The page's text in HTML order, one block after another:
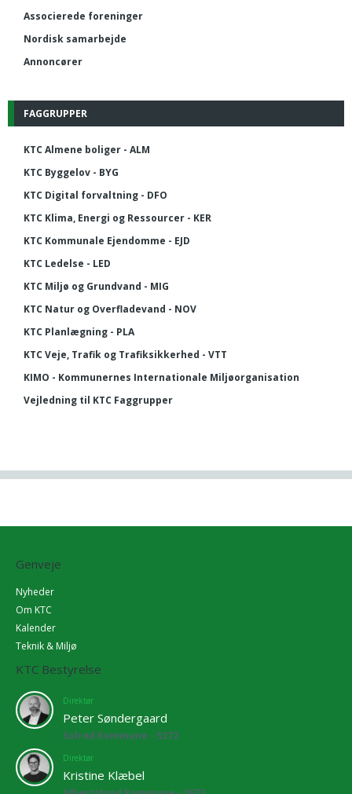
Associerede foreninger
Nordisk samarbejde
Annoncører
FAGGRUPPER
KTC Almene boliger - ALM
KTC Byggelov - BYG
KTC Digital forvaltning - DFO
KTC Klima, Energi og Ressourcer - KER
KTC Kommunale Ejendomme - EJD
KTC Ledelse - LED
KTC Miljø og Grundvand - MIG
KTC Natur og Overfladevand - NOV
KTC Planlægning - PLA
KTC Veje, Trafik og Trafiksikkerhed - VTT
KIMO - Kommunernes Internationale Miljøorganisation
Vejledning til KTC Faggrupper
Genveje
Nyheder
Om KTC
Kalender
Teknik & Miljø
KTC Bestyrelse
Direktør
Peter Søndergaard
Solrød Kommune - 5272
Direktør
Kristine Klæbel